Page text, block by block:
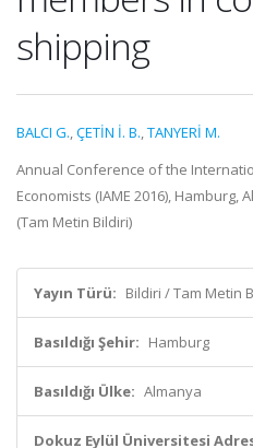
shipping
BALCI G.,ÇETİN İ. B.,TANYERİ M.
Annual Conference of the
Economists (IAME 2016), Hamburg,
(Tam Metin Bildiri)
Yayın Türü: Bildiri / Tam Metin
Basıldığı Şehir: Hamburg
Basıldığı Ülke: Almanya
Dokuz Eylül Üniversitesi